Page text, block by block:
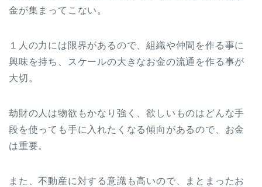
金が集まってこない。
１人の力には限界があるので、組織や仲間を作る事に
興味を持ち、スケールの大きなお金の流通を作る事が
大切。
劫財の人は物欲もかなり強く、欲しいものはどんな手
段を使っても手に入れたくなる傾向があるので、お金
は重要。
また、不動産に対する意識も高いので、まとまったお